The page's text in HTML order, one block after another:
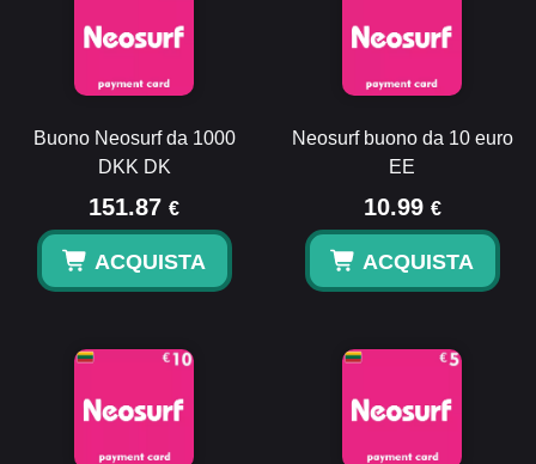
Buono Neosurf da 1000
DKK DK
151.87 €
ACQUISTA
Neosurf buono da 10 euro
EE
10.99 €
ACQUISTA